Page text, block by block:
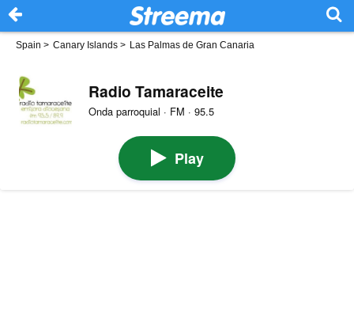
Spain > Canary Islands > Las Palmas de Gran Canaria
Radio Tamaraceite
Onda parroquial · FM · 95.5
Play